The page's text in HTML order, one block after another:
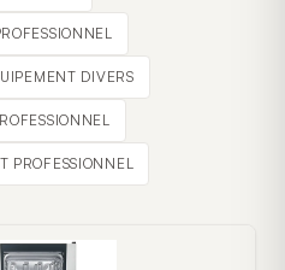
DIVERS
PROFESSIONNEL